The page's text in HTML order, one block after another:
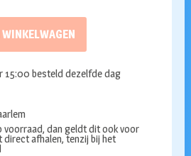
15:00 besteld dezelfde dag
voorraad, dan geldt dit ook voor
direct afhalen, tenzij bij het